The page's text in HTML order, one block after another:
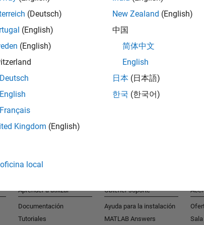
Súmese a Talent
Reciba alertas de empleo
noticias sobre la empresa.
Súmese hoy mismo
(Deutsch)
(English)
(English)
Deutsch
English
Français
Kingdom (English)
New Zealand (English)
中国
简体中文
English
日本 (日本語)
한국 (한국어)
local
Aprender a utilizar
Documentación
Tutoriales
Obtener soporte
Ayuda para la instalación
MATLAB Answers